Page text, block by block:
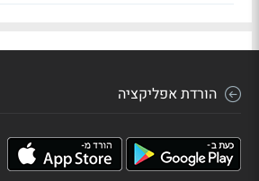
הורדת אפליקציה